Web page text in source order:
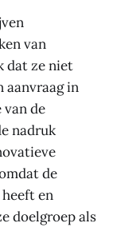
van
dat ze niet
aanvraag in
de
nadruk
de
en
doelgroep als